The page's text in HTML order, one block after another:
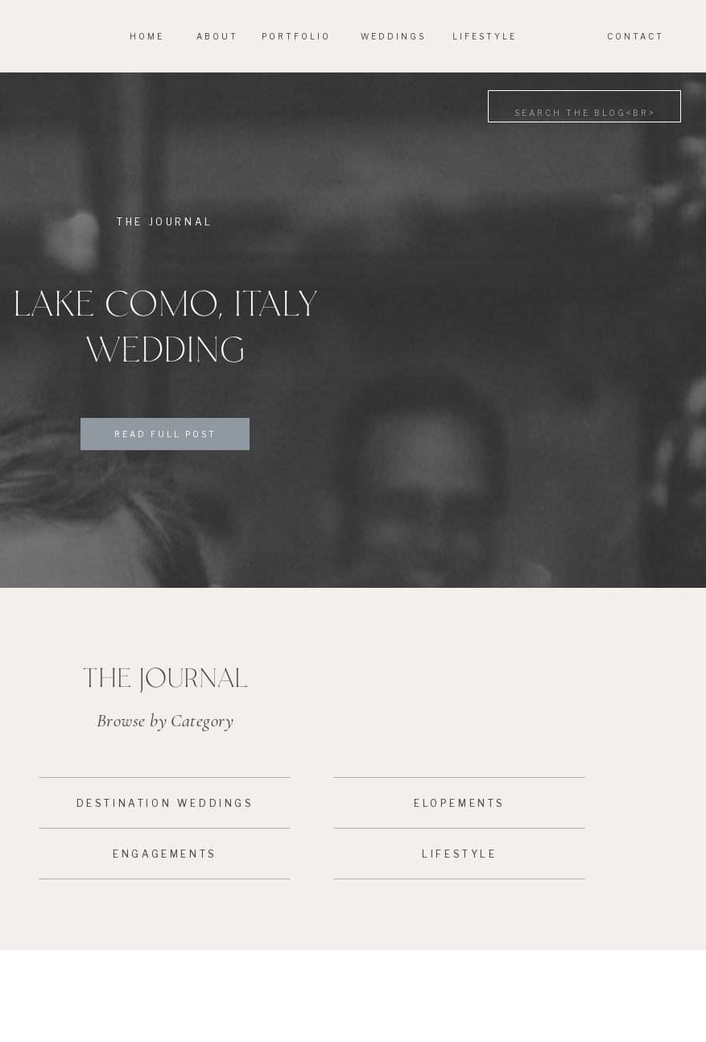
CONTACT
PORTFOLIO WEDDINGS
ABOUT
HOME LIFESTYLE
LAKE COMO, ITALY
WEDDING
THE JOURNAL
READ FULL POST
Search
THE JOURNAL
Browse by Category
DESTINATION WEDDINGS ELOPEMENTS
ENGAGEMENTS LIFESTYLE